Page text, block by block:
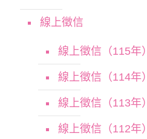
線上徵信
線上徵信（115年）
線上徵信（114年）
線上徵信（113年）
線上徵信（112年）